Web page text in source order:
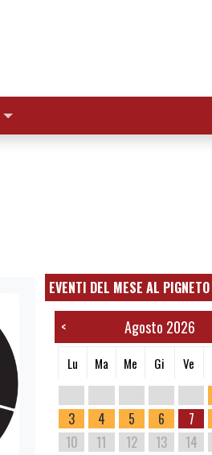
EVENTI DEL MESE AL PIGNETO
< Agosto 2026
Lu Ma Me Gi Ve
3
4 5 6 7
10
11 12 13 14